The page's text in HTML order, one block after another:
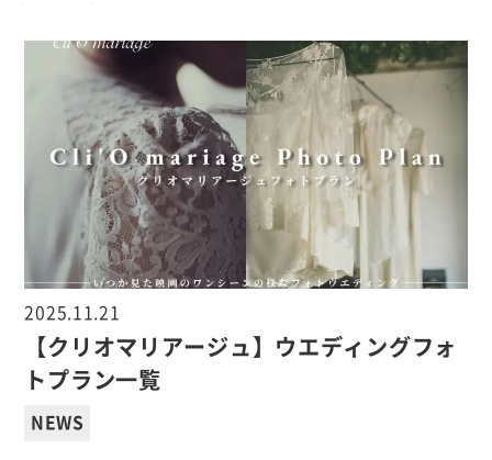
2025.11.21
【クリオマリアージュ】ウエディングフォ
トプラン一覧
NEWS